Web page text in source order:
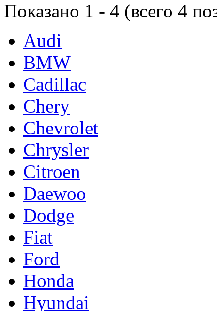
Показано 1 - 4 (всего 4
Audi
BMW
Cadillac
Chery
Chevrolet
Chrysler
Citroen
Daewoo
Dodge
Fiat
Ford
Honda
Hyundai